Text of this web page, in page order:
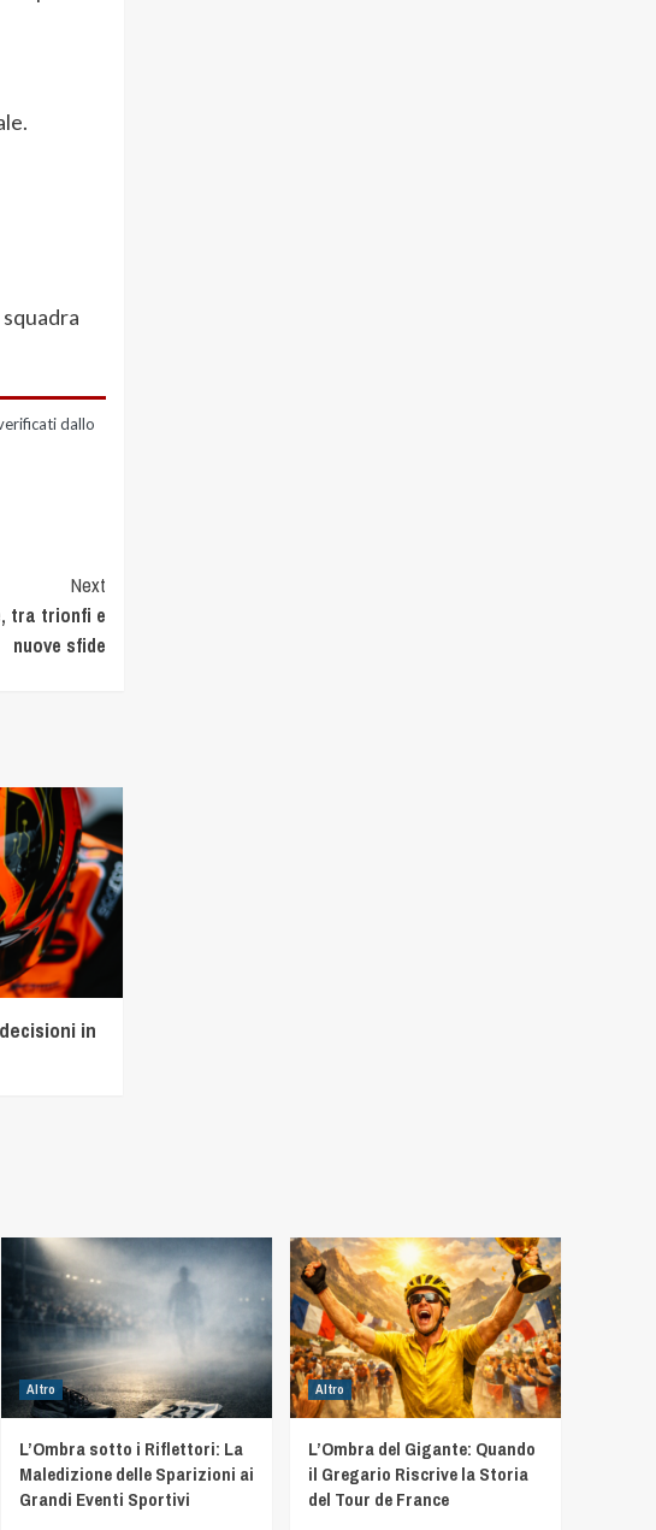
dallo
Next
tra trionfi e
nuove sfide
in
Altro
L’Ombra sotto i Riflettori: La
Maledizione delle Sparizioni ai
Grandi Eventi Sportivi
Altro
L’Ombra del Gigante: Quando
il Gregario Riscrive la Storia
del Tour de France